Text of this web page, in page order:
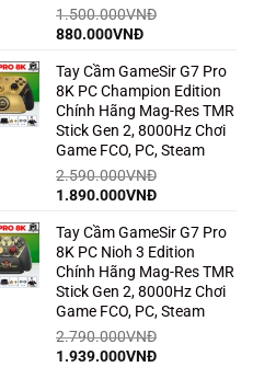
1.500.000VNĐ
Giá
là:
1.500.000VNĐ.
880.000VNĐGiá
tại
là:
880.000VNĐ.
Tay Cầm GameSir G7 Pro
8K PC Champion Edition
Chính Hãng Mag-Res TMR
Stick Gen 2, 8000Hz Chơi
Game FCO, PC, Steam
2.590.000VNĐ
Giá
là:
2.590.000VNĐ.
1.890.000VNĐGiá
tại
là:
1.890.000VNĐ.
Tay Cầm GameSir G7 Pro
8K PC Nioh 3 Edition
Chính Hãng Mag-Res TMR
Stick Gen 2, 8000Hz Chơi
Game FCO, PC, Steam
2.790.000VNĐ
Giá
1.939.000VNĐGiá